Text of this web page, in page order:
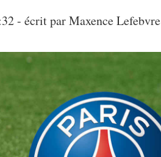
- écrit par Maxence Lefebvre